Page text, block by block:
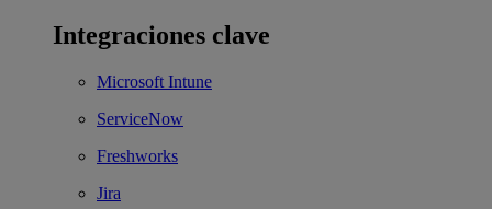
Integraciones clave
Microsoft Intune
ServiceNow
Freshworks
Jira